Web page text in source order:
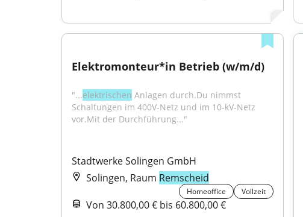
Elektromonteur*in Betrieb (w/m/d)
"...elektrischen Anlagen durch.Du nimmst
Schaltungen im 400V-Netz und im 10-kV-Netz
vor.Mit der Durchführung..."
Stadtwerke Solingen GmbH
Solingen, Raum Remscheid
Homeoffice Vollzeit
Von 30.800,00 € bis 60.800,00 €